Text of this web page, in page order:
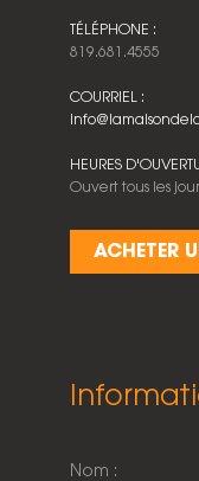
TÉLÉPHONE :
819.681.4555
COURRIEL :
HEURES
Ouvert tous les
ACHETER
Nom :